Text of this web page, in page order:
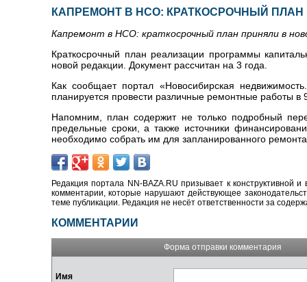
КАПРЕМОНТ В НСО: КРАТКОСРОЧНЫЙ
Капремонт в НСО: краткосрочный план приняли в
Краткосрочный план реализации программы
новой редакции. Документ рассчитан на 3 года.
Как сообщает портал «Новосибирская
планируется провести различные ремонтные работы в
Напомним, план содержит не только подробный
предельные сроки, а также источники
необходимо собрать им для запланированного
Редакция портала NN-BAZA.RU призывает к конструктивной
комментарии, которые нарушают действующее
теме публикации. Редакция не несёт ответственности за
КОММЕНТАРИИ
Форма отправки комментария
Имя